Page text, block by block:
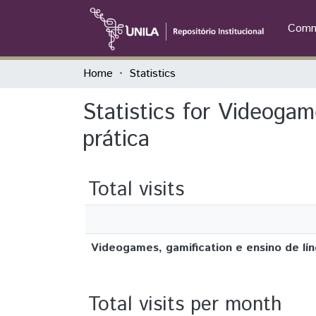
Home Statistics
Statistics for
prática
Total visits
Videogames, gamification e ensino de
Total visits per month